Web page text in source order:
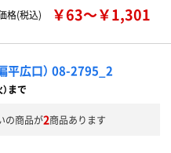
格(税込)
￥63～￥1,301
平広口） 08-2795_2
まで
の商品が2商品あります